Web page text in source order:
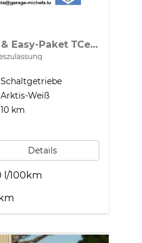
Expression Winter-Plus,- & Easy-Paket TCe 140
Schaltgetriebe
Arktis-Weiß
10 km
Details
l/100km